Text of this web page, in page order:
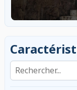
Rechercher dans